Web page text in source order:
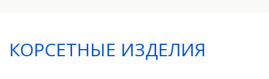
КОРСЕТНЫЕ ИЗДЕЛИЯ